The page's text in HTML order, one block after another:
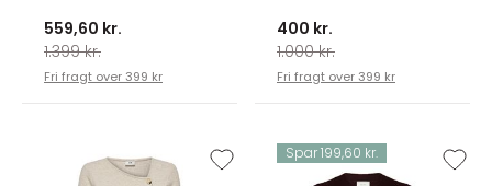
559,60 kr.
1.399 kr.
Fri fragt over 399 kr
400 kr.
1.000 kr.
Fri fragt over 399 kr
Spar 199,60 kr.